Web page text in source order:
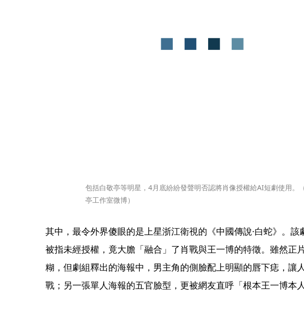
包括白敬亭等明星，4月底紛紛發聲明否認將肖像授權給AI短劇使用。
亭工作室微博）
其中，最令外界傻眼的是上星浙江衛視的《中國傳說·白蛇》。該
被指未經授權，竟大膽「融合」了肖戰與王一博的特徵。雖然正
糊，但劇組釋出的海報中，男主角的側臉配上明顯的唇下痣，讓
戰；另一張單人海報的五官臉型，更被網友直呼「根本王一博本人